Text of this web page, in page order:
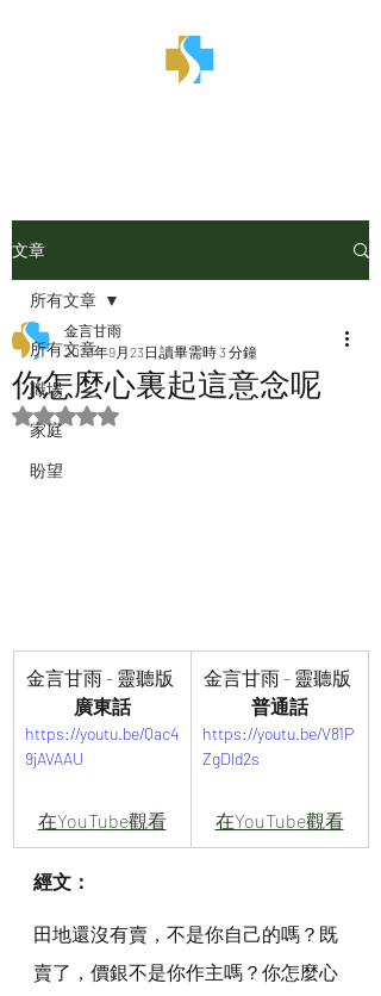
文章
所有文章
職場
家庭
盼望
所有文章
你怎麼心裏起這意念呢
金言甘雨
2023年9月23日 讀畢需時 3 分鐘
評等為 NaN（最高為 5 顆星）。
金言甘雨 - 靈聽版
廣東話
https://youtu.be/Qac4
9jAVAAU
在YouTube觀看
金言甘雨 - 靈聽版
普通話
https://youtu.be/V81P
ZgDld2s
在YouTube觀看
經文：
田地還沒有賣，不是你自己的嗎？既
賣了，價銀不是你作主嗎？你怎麼心